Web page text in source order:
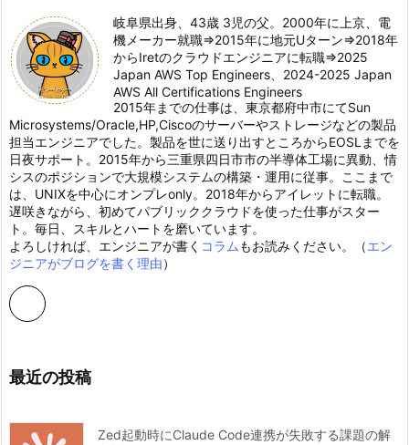
岐阜県出身、43歳 3児の父。2000年に上京、電
機メーカー就職⇒2015年に地元Uターン⇒2018年
からIretのクラウドエンジニアに転職⇒2025
Japan AWS Top Engineers、2024-2025 Japan
AWS All Certifications Engineers
2015年までの仕事は、東京都府中市にてSun
Microsystems/Oracle,HP,Ciscoのサーバーやストレージなどの製品
担当エンジニアでした。製品を世に送り出すところからEOSLまでを
日夜サポート。2015年から三重県四日市市の半導体工場に異動、情
シスのポジションで大規模システムの構築・運用に従事。ここまで
は、UNIXを中心にオンプレonly。2018年からアイレットに転職。
遅咲きながら、初めてパブリッククラウドを使った仕事がスター
ト。毎日、スキルとハートを磨いています。
よろしければ、エンジニアが書く コラム もお読みください。（エン
ジニアがブログを書く理由）
最近の投稿
Zed起動時にClaude Code連携が失敗する課題の解